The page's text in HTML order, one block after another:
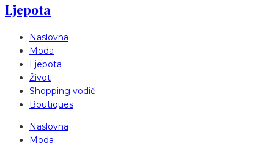
Ljepota
Naslovna
Moda
Ljepota
Život
Shopping vodič
Boutiques
Naslovna
Moda